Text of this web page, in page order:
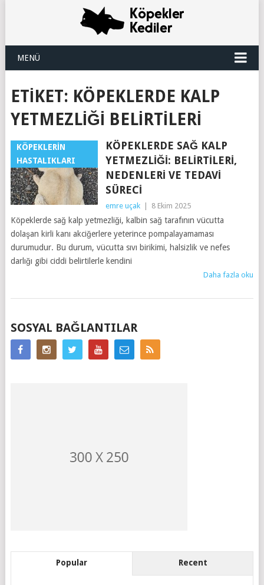
MENÜ
ETIKET: KÖPEKLERDE KALP
YETMEZLIĞI BELIRTILERI
KÖPEKLERIN
HASTALIKLARI
KÖPEKLERDE SAĞ KALP
YETMEZLIĞI: BELIRTILERI,
NEDENLERI VE TEDAVI
SÜRECI
emre uçak 8 Ekim 2025
Köpeklerde sağ kalp yetmezliği, kalbin sağ tarafının vücutta
dolaşan kirli kanı akciğerlere yeterince pompalayamaması
durumudur. Bu durum, vücutta sıvı birikimi, halsizlik ve nefes
darlığı gibi ciddi belirtilerle kendini
Daha fazla oku
MESAJ
GEZINIMI
SOSYAL BAĞLANTILAR
Popular Recent